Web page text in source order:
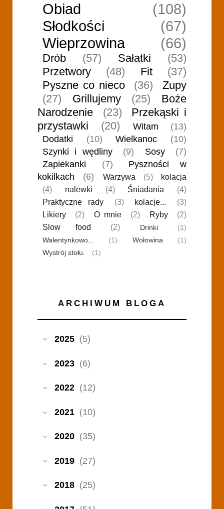
Obiad
(108)
Słodkości
(67)
Wieprzowina
(66)
Drób (57) Sałatki
(53)
Przetwory
(48) Fit
(37)
Pyszne co nieco
(36)
Zupy
(27)
Grillujemy (25)
Boże
Narodzenie
(23)
Przekąski i
przystawki
(20) Witam
(13)
Dodatki
(10) Wielkanoc
(10)
Szynki i wędliny
(9) Sosy
(7)
Zapiekanki
(7)
Pyszności w
kokilkach
(6) Warzywa (5)
kolacja
(4)
nalewki (4) Śniadania
(4)
Praktyczne rady
(3) kolacje...
(3)
Likiery
(2) O mnie (2) Ryby
(2)
Slow food
(2) Drinki
(1)
Walentynkowo...
(1) Wołowina
(1)
Wystrój stołu.
(1)
ARCHIWUM BLOGA
2025 (5)
2023 (6)
2022 (12)
2021 (10)
2020 (35)
2019 (27)
2018 (25)